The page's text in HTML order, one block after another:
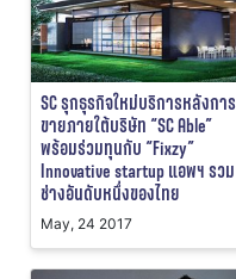
SC รุกธุรกิจใหม่บริการหลังการ
ขายภายใต้บริษัท “SC Able”
พร้อมร่วมทุนกับ “Fixzy”
Innovative startup แอพฯ รวม
ช่างอันดับหนึ่งของไทย
May, 24 2017